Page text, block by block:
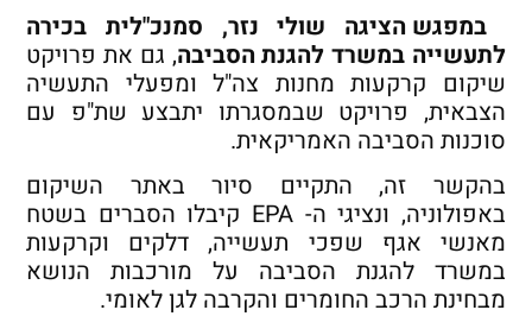
במפגש הציגה שולי נזר, סמנכ"לית בכירה
לתעשייה במשרד להגנת הסביבה, גם את פרויקט
שיקום קרקעות מחנות צה"ל ומפעלי התעשיה
הצבאית, פרויקט שבמסגרתו יתבצע שת"פ עם
סוכנות הסביבה האמריקאית.
בהקשר זה, התקיים סיור באתר השיקום
באפולוניה, ונציגי ה- EPA קיבלו הסברים בשטח
מאנשי אגף שפכי תעשייה, דלקים וקרקעות
במשרד להגנת הסביבה על מורכבות הנושא
מבחינת הרכב החומרים והקרבה לגן לאומי.